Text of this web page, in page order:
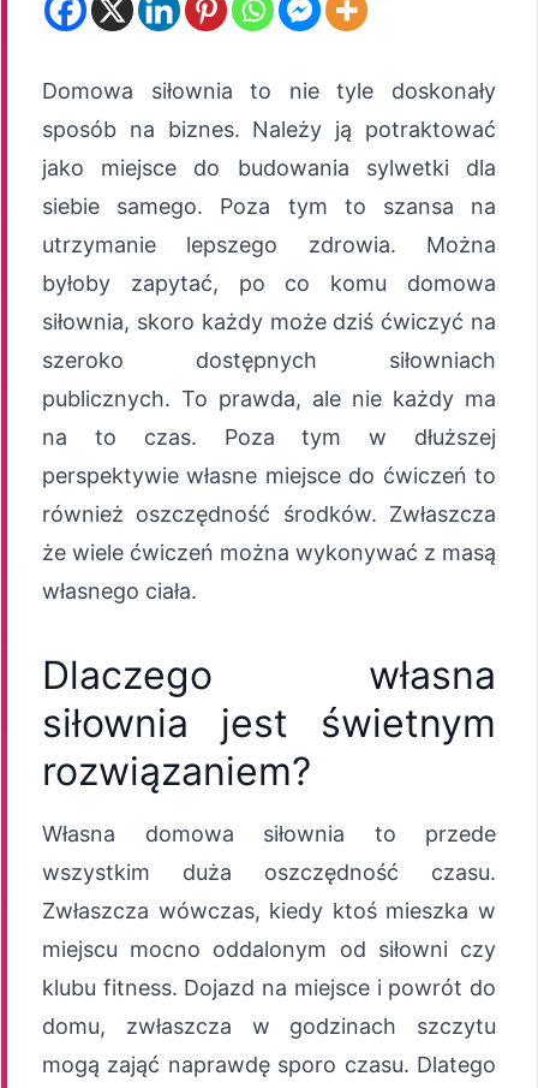
Domowa siłownia to nie tyle doskonały
sposób na biznes. Należy ją potraktować
jako miejsce do budowania sylwetki dla
siebie samego. Poza tym to szansa na
utrzymanie lepszego zdrowia. Można
byłoby zapytać, po co komu domowa
siłownia, skoro każdy może dziś ćwiczyć na
szeroko dostępnych siłowniach
publicznych. To prawda, ale nie każdy ma
na to czas. Poza tym w dłuższej
perspektywie własne miejsce do ćwiczeń to
również oszczędność środków. Zwłaszcza
że wiele ćwiczeń można wykonywać z masą
własnego ciała.
Dlaczego własna
siłownia jest świetnym
rozwiązaniem?
Własna domowa siłownia to przede
wszystkim duża oszczędność czasu.
Zwłaszcza wówczas, kiedy ktoś mieszka w
miejscu mocno oddalonym od siłowni czy
klubu fitness. Dojazd na miejsce i powrót do
domu, zwłaszcza w godzinach szczytu
mogą zająć naprawdę sporo czasu. Dlatego